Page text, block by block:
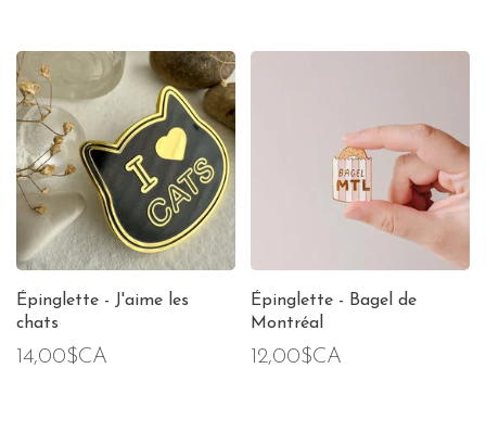
Épinglette - J'aime les
chats
14,00$CA
Épinglette - Bagel de
Montréal
12,00$CA